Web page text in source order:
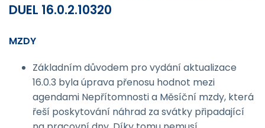
DUEL 16.0.2.10320
MZDY
Základním důvodem pro vydání aktualizace
16.0.3 byla úprava přenosu hodnot mezi
agendami Nepřítomnosti a Měsíční mzdy, která
řeší poskytování náhrad za svátky připadající